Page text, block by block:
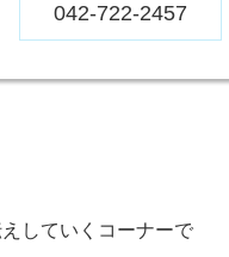
042-722-2457
していくコーナーで